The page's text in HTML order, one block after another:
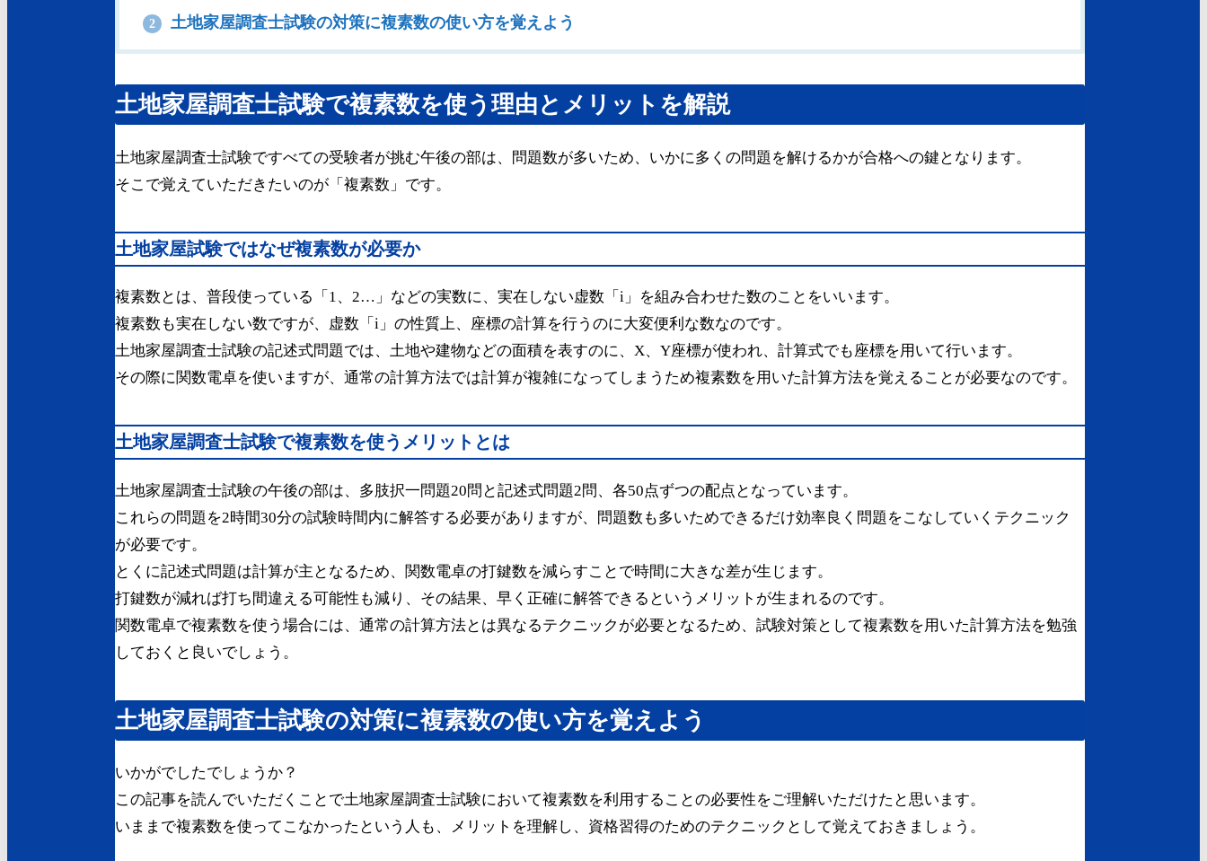
2 土地家屋調査士試験の対策に複素数の使い方を覚えよう
土地家屋調査士試験で複素数を使う理由とメリットを解説
土地家屋調査士試験ですべての受験者が挑む午後の部は、問題数が多いため、いかに多くの問題を解けるかが合格への鍵となります。
そこで覚えていただきたいのが「複素数」です。
土地家屋試験ではなぜ複素数が必要か
複素数とは、普段使っている「1、2…」などの実数に、実在しない虚数「i」を組み合わせた数のことをいいます。
複素数も実在しない数ですが、虚数「i」の性質上、座標の計算を行うのに大変便利な数なのです。
土地家屋調査士試験の記述式問題では、土地や建物などの面積を表すのに、X、Y座標が使われ、計算式でも座標を用いて行います。
その際に関数電卓を使いますが、通常の計算方法では計算が複雑になってしまうため複素数を用いた計算方法を覚えることが必要なのです。
土地家屋調査士試験で複素数を使うメリットとは
土地家屋調査士試験の午後の部は、多肢択一問題20問と記述式問題2問、各50点ずつの配点となっています。
これらの問題を2時間30分の試験時間内に解答する必要がありますが、問題数も多いためできるだけ効率良く問題をこなしていくテクニック
が必要です。
とくに記述式問題は計算が主となるため、 関数電卓の打鍵数を減らすことで時間に大きな差が生じます。
打鍵数が減れば打ち間違える可能性も減り、その結果、早く正確に解答できるというメリットが生まれるのです。
関数電卓で複素数を使う場合には、通常の計算方法とは異なるテクニックが必要となるため、試験対策として複素数を用いた計算方法を勉強
しておくと良いでしょう。
土地家屋調査士試験の対策に複素数の使い方を覚えよう
いかがでしたでしょうか？
この記事を読んでいただくことで土地家屋調査士試験において複素数を利用することの必要性をご理解いただけたと思います。
いままで複素数を使ってこなかったという人も、メリットを理解し、資格習得のためのテクニックとして覚えておきましょう。